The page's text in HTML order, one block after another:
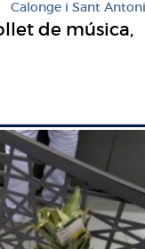
Calonge i Sant Antoni
de música,